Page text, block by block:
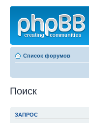
Список форумов
Поиск
ЗАПРОС